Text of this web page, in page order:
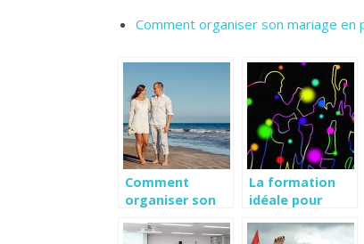
Comment organiser son mariage en
Comment
organiser son
de temps.
La formation
idéale pour
l’évènementiel